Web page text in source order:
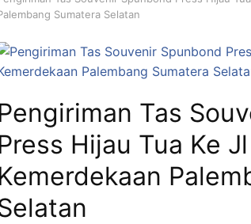
Sumatera Selatan
Tas
Hijau Tua Ke